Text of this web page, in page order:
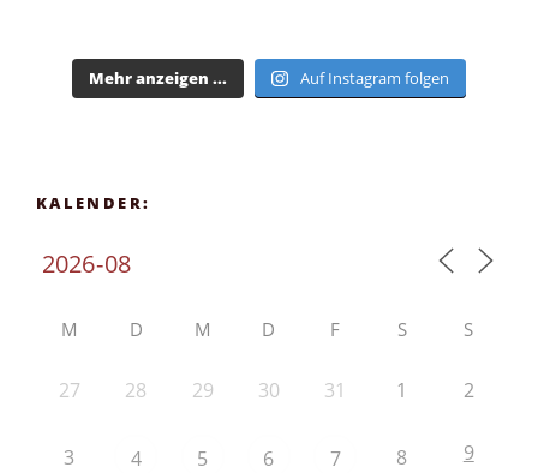
Mehr anzeigen ... Auf Instagram folgen
KALENDER:
M D M D F S S
27 28 29 30 31 1 2
3 4 5 6 7 8 9